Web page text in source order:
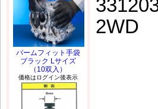
2WD
パームフィット手袋
ブラック Lサイズ
（10双入）
価格はログイン後表示